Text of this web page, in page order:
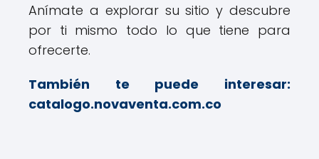
Anímate a explorar su sitio y descubre
por ti mismo todo lo que tiene para
ofrecerte.
También te puede interesar:
catalogo.novaventa.com.co